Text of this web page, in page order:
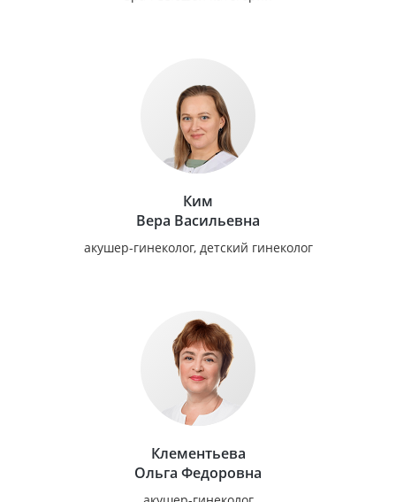
Ким
Вера Васильевна
акушер-гинеколог, детский гинеколог
Клементьева
Ольга Федоровна